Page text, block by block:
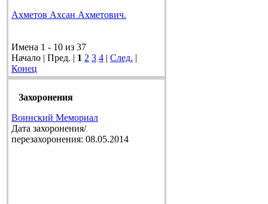
Ахметов Ахсан Ахметович.
Имена 1 - 10 из 37
Начало | Пред. | 1 2 3 4 | След. |
Конец
Захоронения
Воинский Мемориал
Дата захоронения/
перезахоронения: 08.05.2014